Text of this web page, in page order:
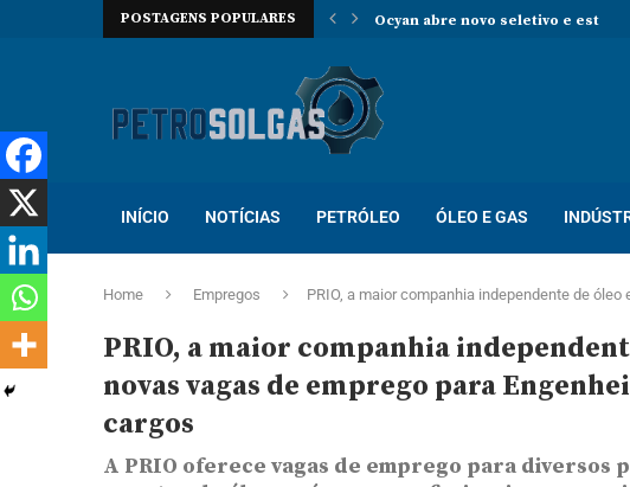
POSTAGENS POPULARES Oceaneering contrata novas
INÍCIO NOTÍCIAS PETRÓLEO ÓLEO E GAS
Home Empregos PRIO, a maior companhia independente de
PRIO, a maior companhia
novas vagas de emprego para
cargos
A PRIO oferece vagas de emprego para diversos